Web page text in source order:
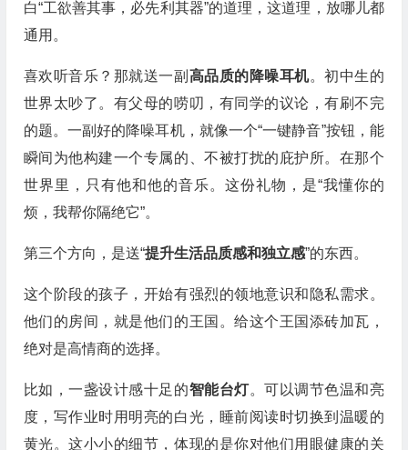
白“工欲善其事，必先利其器”的道理，这道理，放哪儿都
通用。
喜欢听音乐？那就送一副 高品质的降噪耳机。初中生的
世界太吵了。有父母的唠叨，有同学的议论，有刷不完
的题。一副好的降噪耳机，就像一个“一键静音”按钮，能
瞬间为他构建一个专属的、不被打扰的庇护所。在那个
世界里，只有他和他的音乐。这份礼物，是“我懂你的
烦，我帮你隔绝它”。
第三个方向，是送“提升生活品质感和独立感”的东西。
这个阶段的孩子，开始有强烈的领地意识和隐私需求。
他们的房间，就是他们的王国。给这个王国添砖加瓦，
绝对是高情商的选择。
比如，一盏设计感十足的智能台灯。可以调节色温和亮
度，写作业时用明亮的白光，睡前阅读时切换到温暖的
黄光。这小小的细节，体现的是你对他们用眼健康的关